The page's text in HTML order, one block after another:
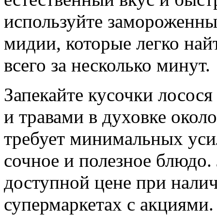
используйте
мидии, которые легко
всего за несколько минут.
Запекайте кусочки
и травами в духовке
требует минимальных
сочное и полезное
доступной цене при
супермаркетах с акциями.